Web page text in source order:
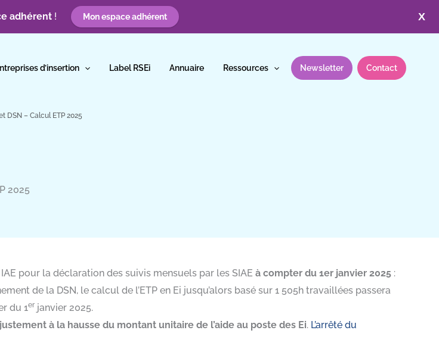
X
adhérent! Mon espace adhérent
d’insertion Label RSEi Annuaire Ressources Newsletter Contact
DSN – Calcul ETP 2025
2025
pour la déclaration des suivis mensuels par les SIAE à compter du 1er janvier 2025 :
de la DSN, le calcul de l’ETP en Ei jusqu’alors basé sur 1 505h travaillées passera
du 1er janvier 2025.
à la hausse du montant unitaire de l’aide au poste des Ei. L’arrêté du